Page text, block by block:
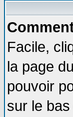
Facile,
la page
pouvoir
sur le